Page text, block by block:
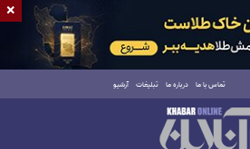
تماس با ما درباره ما تبلیغات آرشیو
×